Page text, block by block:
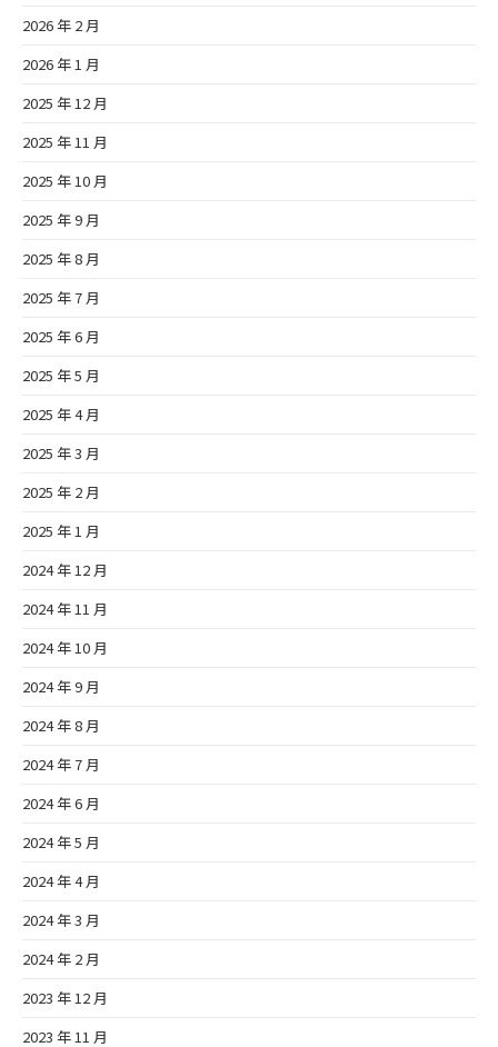
2026 年 2 月
2026 年 1 月
2025 年 12 月
2025 年 11 月
2025 年 10 月
2025 年 9 月
2025 年 8 月
2025 年 7 月
2025 年 6 月
2025 年 5 月
2025 年 4 月
2025 年 3 月
2025 年 2 月
2025 年 1 月
2024 年 12 月
2024 年 11 月
2024 年 10 月
2024 年 9 月
2024 年 8 月
2024 年 7 月
2024 年 6 月
2024 年 5 月
2024 年 4 月
2024 年 3 月
2024 年 2 月
2023 年 12 月
2023 年 11 月